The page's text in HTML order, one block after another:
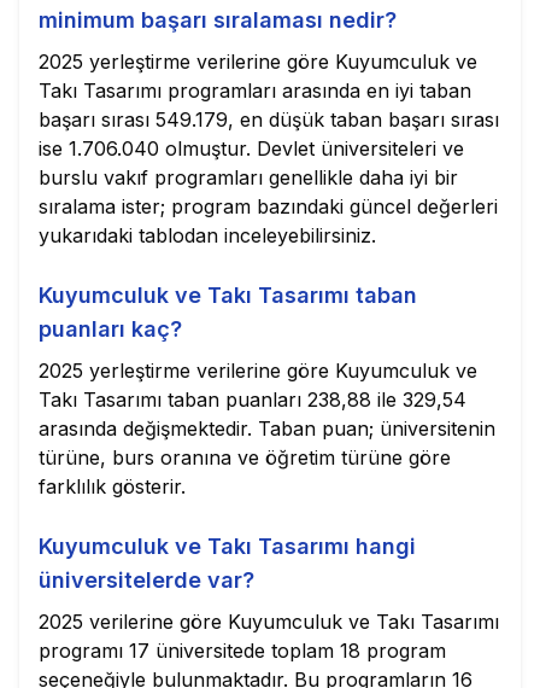
minimum başarı sıralaması nedir?
2025 yerleştirme verilerine göre Kuyumculuk ve
Takı Tasarımı programları arasında en iyi taban
başarı sırası 549.179, en düşük taban başarı sırası
ise 1.706.040 olmuştur. Devlet üniversiteleri ve
burslu vakıf programları genellikle daha iyi bir
sıralama ister; program bazındaki güncel değerleri
yukarıdaki tablodan inceleyebilirsiniz.
Kuyumculuk ve Takı Tasarımı taban
puanları kaç?
2025 yerleştirme verilerine göre Kuyumculuk ve
Takı Tasarımı taban puanları 238,88 ile 329,54
arasında değişmektedir. Taban puan; üniversitenin
türüne, burs oranına ve öğretim türüne göre
farklılık gösterir.
Kuyumculuk ve Takı Tasarımı hangi
üniversitelerde var?
2025 verilerine göre Kuyumculuk ve Takı Tasarımı
programı 17 üniversitede toplam 18 program
seçeneğiyle bulunmaktadır. Bu programların 16